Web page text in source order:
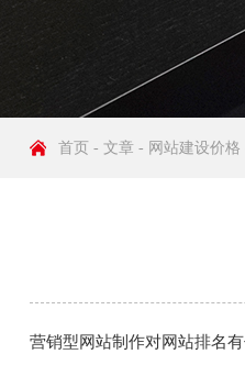
首页 - 文章- 网站建设价格
营销型网站制作对网站排名